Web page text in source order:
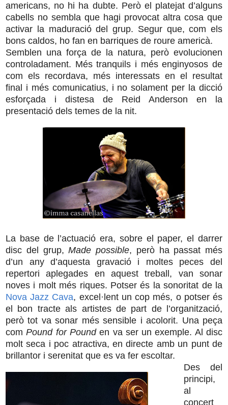
americans, no hi ha dubte. Però el platejat d’alguns
cabells no sembla que hagi provocat altra cosa que
activar la maduració del grup. Segur que, com els
bons caldos, ho fan en barriques de roure americà.
Semblen una força de la natura, però evolucionen
controladament. Més tranquils i més enginyosos de
com els recordava, més interessats en el resultat
final i més comunicatius, i no solament per la dicció
esforçada i distesa de Reid Anderson en la
presentació dels temes de la nit.
La base de l’actuació era, sobre el paper, el darrer
disc del grup,Made possible, però ha passat més
d’un any d’aquesta gravació i moltes peces del
repertori aplegades en aquest treball, van sonar
noves i molt més riques. Potser és la sonoritat de la
Nova Jazz Cava, excel·lent un cop més, o potser és
el bon tracte als artistes de part de l’organització,
però tot va sonar més sensible i acolorit. Una peça
comPound for Pounden va ser un exemple. Al disc
molt seca i poc atractiva, en directe amb un punt de
brillantor i serenitat que es va fer escoltar.
Des del
principi,
al
concert